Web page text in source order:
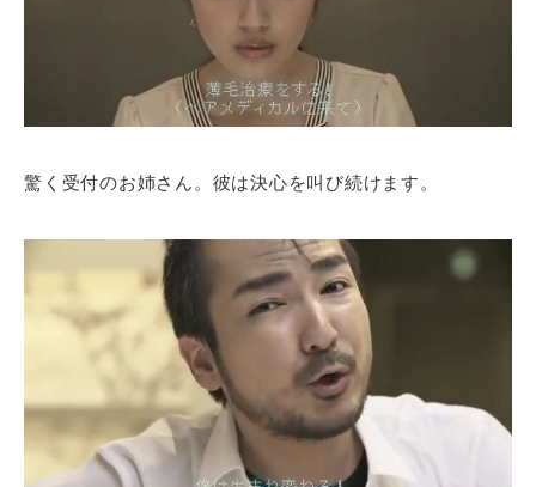
驚く受付のお姉さん。彼は決心を叫び続けます。